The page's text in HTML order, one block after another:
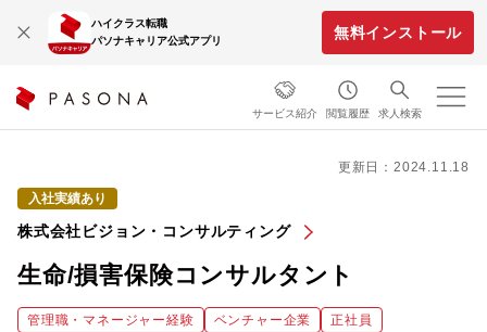
ハイクラス転職
パソナキャリア公式アプリ
無料インストール
サービス紹介 閲覧履歴 求人検索
更新日：2024.11.18
入社実績あり
株式会社ビジョン・コンサルティング
生命/損害保険コンサルタント
管理職・マネージャー経験 ベンチャー企業 正社員